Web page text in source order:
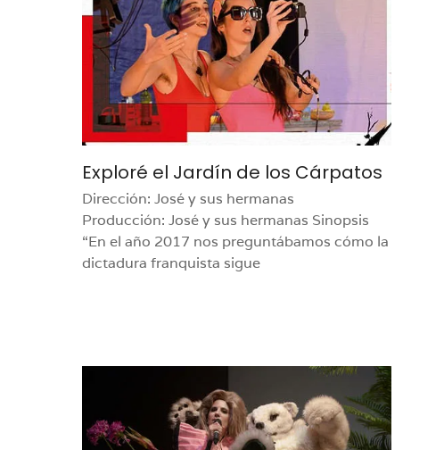
Exploré el Jardín de los Cárpatos
Dirección: José y sus hermanas
Producción: José y sus hermanas Sinopsis
“En el año 2017 nos preguntábamos cómo la
dictadura franquista sigue